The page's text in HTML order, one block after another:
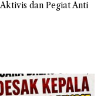
dan Pegiat Anti